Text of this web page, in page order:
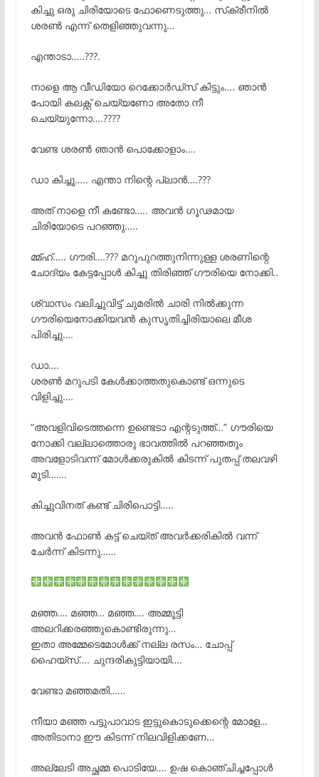
കിച്ചു ഒരു ചിരിയോടെ ഫോണെടുത്തു… സ്‌ക്രീനിൽ
ശരൺ എന്ന് തെളിഞ്ഞുവന്നു…
എന്താടാ…..???.
നാളെ ആ വീഡിയോ റെക്കോർഡ്‌സ് കിട്ടും…. ഞാൻ
പോയി കലക്റ്റ് ചെയ്യണോ അതോ നീ
ചെയ്യുന്നോ….????
വേണ്ട ശരൺ ഞാൻ പൊക്കോളാം….
ഡാ കിച്ചൂ….. എന്താ നിന്റെ പ്ലാൻ….???
അത് നാളെ നീ കണ്ടോ….. അവൻ ഗൂഢമായ
ചിരിയോടെ പറഞ്ഞു…..
മ്മ്ഹ്….. ഗൗരി….??? മറുപുറത്തുനിന്നുള്ള ശരണിന്റെ
ചോദ്യം കേട്ടപ്പോൾ കിച്ചു തിരിഞ്ഞ് ഗൗരിയെ നോക്കി..
ശ്വാസം വലിച്ചുവിട്ട് ചുമരിൽ ചാരി നിൽക്കുന്ന
ഗൗരിയെനോക്കിയവൻ കുസൃതിച്ചിരിയാലെ മീശ
പിരിച്ചു….
ഡാ….
ശരൺ മറുപടി കേൾക്കാത്തതുകൊണ്ട് ഒന്നുടെ
വിളിച്ചു….
“അവളിവിടെത്തന്നെ ഉണ്ടെടാ എന്റടുത്ത്…” ഗൗരിയെ
നോക്കി വല്ലാത്തൊരു ഭാവത്തിൽ പറഞ്ഞതും
അവളോടിവന്ന് മോൾക്കരുകിൽ കിടന്ന് പുതപ്പ് തലവഴി
മൂടി…….
കിച്ചുവിനത് കണ്ട് ചിരിപൊട്ടി…..
അവൻ ഫോൺ കട്ട്‌ ചെയ്ത് അവർക്കരികിൽ വന്ന്
ചേർന്ന് കിടന്നു……
മഞ്ഞ…. മഞ്ഞ… മഞ്ഞ…. അമ്മൂട്ടി
അലറിക്കരഞ്ഞുകൊണ്ടിരുന്നു…
ഇതാ അമ്മേടെമോൾക്ക് നല്ല രസം… ചോപ്പ്
ഹൈയ്‌സ്…. ചുന്ദരികുട്ടിയായി….
വേണ്ടാ മഞ്ഞമതി……
നീയാ മഞ്ഞ പട്ടുപാവാട ഇട്ടുകൊടുക്കെന്റെ മോളേ…
അതിടാനാ ഈ കിടന്ന് നിലവിളിക്കണേ…
അല്ലേടി അച്ഛമ്മ പൊടിയേ…. ഉഷ കൊഞ്ചിച്ചപ്പോൾ